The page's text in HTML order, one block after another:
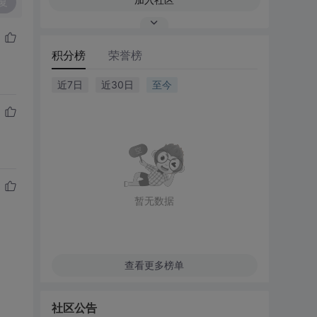
积分榜 荣誉榜
近7日 近30日 至今
暂无数据
查看更多榜单
社区公告